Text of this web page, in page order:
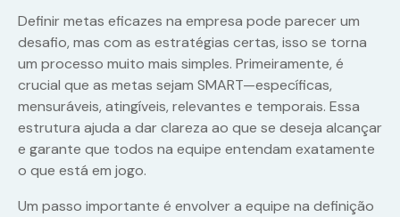
Definir metas eficazes na empresa pode parecer um
desafio, mas com as estratégias certas, isso se torna
um processo muito mais simples. Primeiramente, é
crucial que as metas sejam SMART—específicas,
mensuráveis, atingíveis, relevantes e temporais. Essa
estrutura ajuda a dar clareza ao que se deseja alcançar
e garante que todos na equipe entendam exatamente
o que está em jogo.
Um passo importante é envolver a equipe na definição